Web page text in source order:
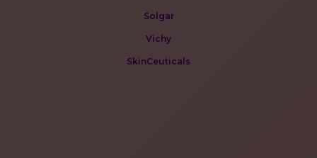
Solgar
Vichy
SkinCeuticals